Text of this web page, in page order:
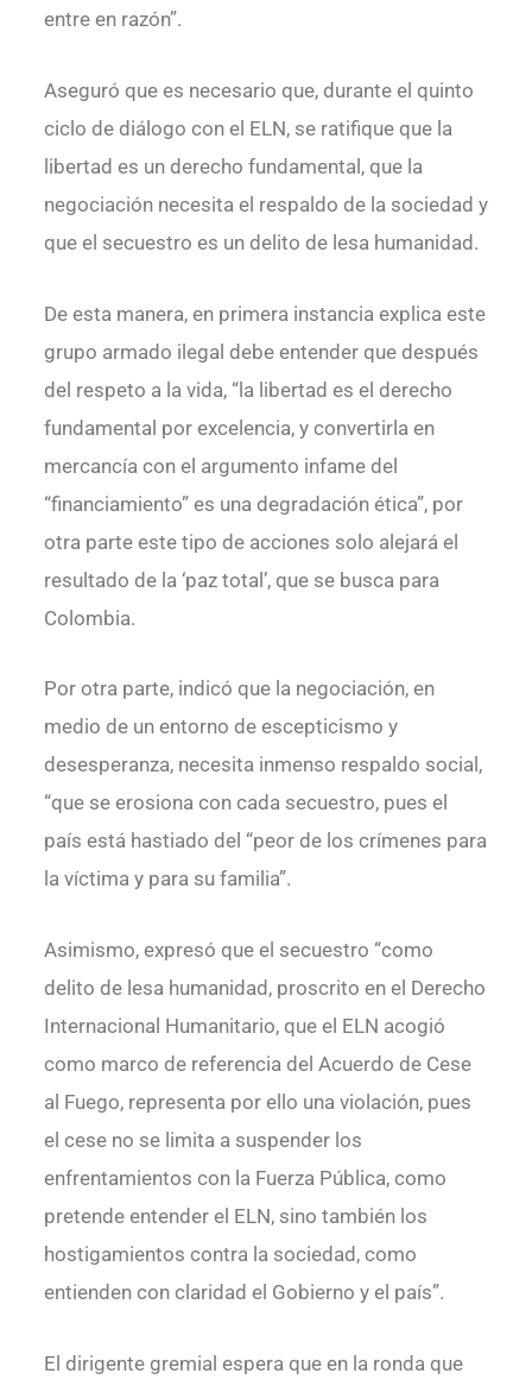
entre en razón”.
Aseguró que es necesario que, durante el quinto
ciclo de diálogo con el ELN, se ratifique que la
libertad es un derecho fundamental, que la
negociación necesita el respaldo de la sociedad y
que el secuestro es un delito de lesa humanidad.
De esta manera, en primera instancia explica este
grupo armado ilegal debe entender que después
del respeto a la vida, “la libertad es el derecho
fundamental por excelencia, y convertirla en
mercancía con el argumento infame del
“financiamiento” es una degradación ética”, por
otra parte este tipo de acciones solo alejará el
resultado de la ‘paz total’, que se busca para
Colombia.
Por otra parte, indicó que la negociación, en
medio de un entorno de escepticismo y
desesperanza, necesita inmenso respaldo social,
“que se erosiona con cada secuestro, pues el
país está hastiado del “peor de los crímenes para
la víctima y para su familia”.
Asimismo, expresó que el secuestro “como
delito de lesa humanidad, proscrito en el Derecho
Internacional Humanitario, que el ELN acogió
como marco de referencia del Acuerdo de Cese
al Fuego, representa por ello una violación, pues
el cese no se limita a suspender los
enfrentamientos con la Fuerza Pública, como
pretende entender el ELN, sino también los
hostigamientos contra la sociedad, como
entienden con claridad el Gobierno y el país”.
El dirigente gremial espera que en la ronda que